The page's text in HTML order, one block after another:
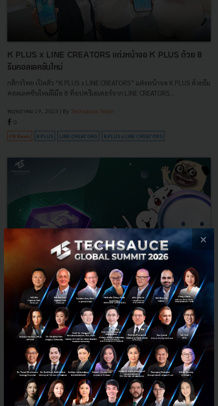
K PLUS x LINE CREATORS แต่งหน้าจอ K PLUS ด้วย 8
ธีมคอลเลคชันใหม่
กสิกรไทย เปิดตัว “K PLUS x LINE CREATORS” แต่งหน้าจอ K PLUS ด้วยธีม
คอลเลคชันใหม่ฝีมือ 8 ท็อปครีเอเตอร์จาก LINE CREATORS...
พฤษภาคม 19, 2023 | By Techsauce Team
0
PR News K PLUS LINE CREATORS K PLUS x LINE CREATORS
NFT ไม่ได้เป็นแค่งานศิลปะดิจิทัล! แต่ต่อยอดธุรกิจได้
NFT ไม่ได้เป็นแค่งานศิลปะดิจิทัล! แต่ต่อยอดธุรกิจได้ ในครั้งนี้จึงจะนำผู้
อ่านไปทำความรู้จักในอีกมุมที่เป็นมุมของ NFT ที่เชื่อมสู่ภาคธุรกิจ จากงาน
NFT for Business: The Future of M...
มิถุนายน 30, 2022| ByTechsauce Team
32
Tech & Biz nft line LINE CREATORS line-creators-business
×